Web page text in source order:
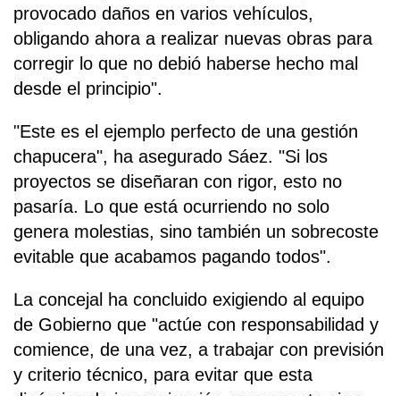
provocado daños en varios vehículos,
obligando ahora a realizar nuevas obras para
corregir lo que no debió haberse hecho mal
desde el principio".
"Este es el ejemplo perfecto de una gestión
chapucera", ha asegurado Sáez. "Si los
proyectos se diseñaran con rigor, esto no
pasaría. Lo que está ocurriendo no solo
genera molestias, sino también un sobrecoste
evitable que acabamos pagando todos".
La concejal ha concluido exigiendo al equipo
de Gobierno que "actúe con responsabilidad y
comience, de una vez, a trabajar con previsión
y criterio técnico, para evitar que esta